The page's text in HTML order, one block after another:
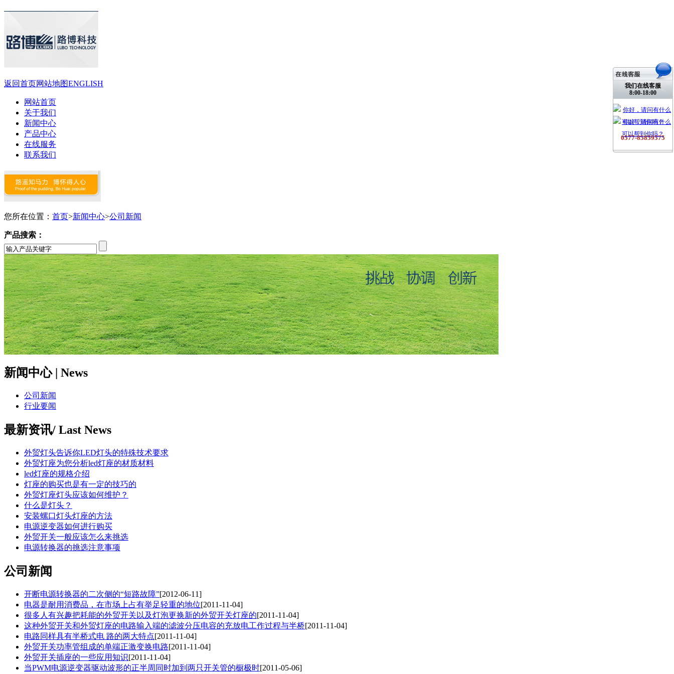
返回首页网站地图ENGLISH
网站首页
关于我们
新闻中心
产品中心
在线服务
联系我们
您所在位置： 首页>新闻中心>公司新闻
产品搜索：
新闻中心 | News
公司新闻
行业要闻
最新资讯/ Last News
外贸灯头告诉你LED灯头的特殊技术要求
外贸灯座为您分析led灯座的材质材料
led灯座的规格介绍
灯座的购买也是有一定的技巧的
外贸灯座灯头应该如何维护？
什么是灯头？
安装螺口灯头灯座的方法
电源逆变器如何进行购买
外贸开关一般应该怎么来挑选
电源转换器的挑选注意事项
公司新闻
开断电源转换器的二次侧的“短路故障”[2012-06-11]
电器是耐用消费品，在市场上占有举足轻重的地位[2011-11-04]
很多人有兴趣把耗能的外贸开关以及灯泡更换新的外贸开关灯座的[2011-11-04]
这种外贸开关和外贸灯座的电路输入端的滤波分压电容的充放电工作过程与半桥[2011-11-04]
电路同样具有半桥式电 路的两大特点[2011-11-04]
外贸开关功率管组成的单端正激变换电路[2011-11-04]
外贸开关插座的一些应用知识[2011-11-04]
当PWM电源逆变器驱动波形的正半周同时加到两只开关管的橱极时[2011-05-06]
我们在线客服
8:00-18:00
0577-85859575